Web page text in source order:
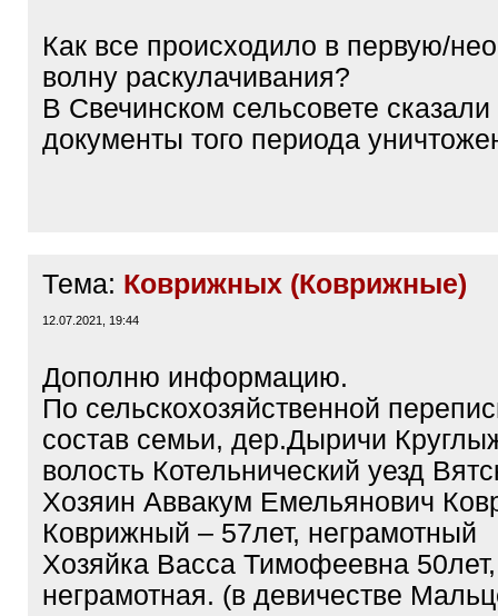
Как все происходило в первую/
волну раскулачивания?
В Свечинском сельсовете сказали
документы того периода
Тема: Коврижных (Коврижные)
12.07.2021, 19:44
Дополню информацию.
По сельскохозяйственной
состав семьи, дер.Дыричи
волость Котельнический уезд
Хозяин Аввакум Емельянович
Коврижный – 57лет, неграмотный
Хозяйка Васса Тимофеевна 50лет,
неграмотная. (в девичестве